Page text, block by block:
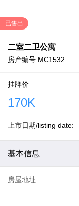
已售出
二室二卫公寓
房产编号 MC1532
挂牌价
170K
上市日期/listing date:
基本信息
房屋地址